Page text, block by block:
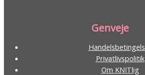
Genveje
Privatlivspolitik
Om KNITlig